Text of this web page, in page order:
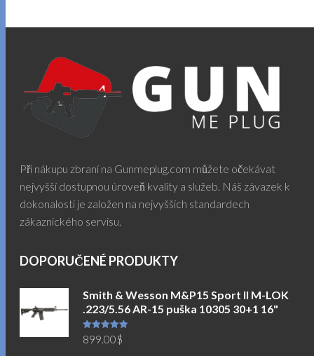
Při nákupu zbraní na Gunmeplug.com můžete očekávat
nejvyšší dostupnou úroveň kvality a služeb. Náš závazek k
dokonalosti je založen na nejvyšších standardech
zákaznického servisu.
DOPORUČENÉ PRODUKTY
Smith & Wesson M&P15 Sport II M-LOK
.223/5.56 AR-15 puška 10305 30+1 16"
Hodnocení
5.00z 5
899.00$